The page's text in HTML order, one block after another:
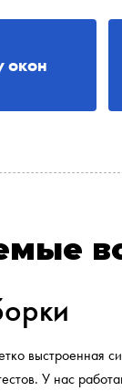
окон
выстроенная
У нас